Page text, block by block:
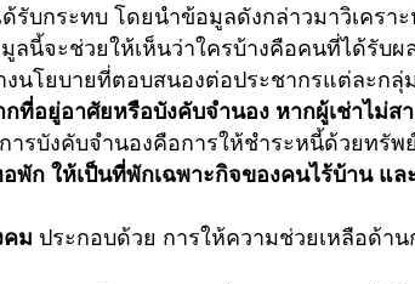
รับกระทบ โดยนำข้อมูลดังกล่าวมาวิเคร
ลนี้จะช่วยให้เห็นว่าใครบ้างคือคนที่ได้รับ
งนโยบายที่ตอบสนองต่อประชากรแต่ละกลุ่
ที่อยู่อาศัยหรือบังคับจำนอง หากผู้เช่าไม่ส
รบังคับจำนองคือการให้ชำระหนี้ด้วยทรัพ
พัก ให้เป็นที่พักเฉพาะกิจของคนไร้บ้าน แ
คม ประกอบด้วย การให้ความช่วยเหลือด้า